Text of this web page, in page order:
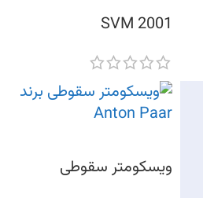
SVM 2001
ویسکومتر سقوطی